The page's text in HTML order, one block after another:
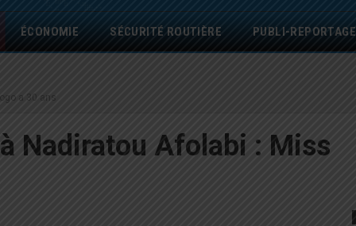
ÉCONOMIE SÉCURITÉ ROUTIÈRE PUBLI-REPORTAGE
a 30 ans
Nadiratou Afolabi : Miss